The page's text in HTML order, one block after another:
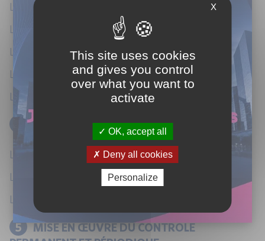
Les spécificités FATCA (GAE)
Les comptes concernés
Les comptes préexistants / les nouveaux comptes
Les changements de circonstance
Les responsabilités du client.
Les reportings
Le reporting FATCA,
Le reporting CRS
Le reporting des récalcitrants, une spécificité française.
5
MISE EN ŒUVRE DU CONTRÔLE
X
This site uses cookies
and gives you control
over what you want to
activate
OK, accept all
Deny all cookies
Personalize